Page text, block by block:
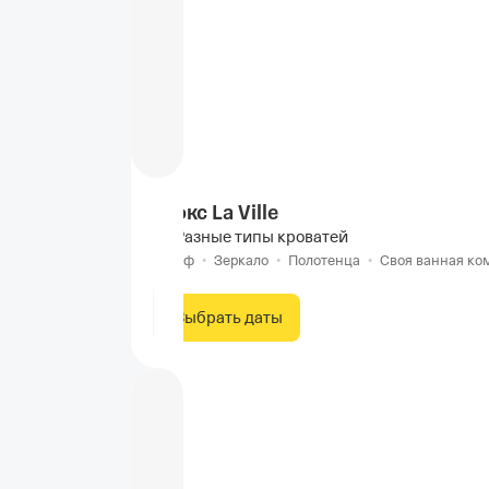
Люкс La Ville
Разные типы кроватей
Сейф • Зеркало • Полотенца • Своя ванная
Выбрать даты